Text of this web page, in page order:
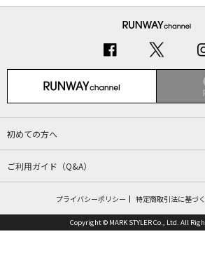
初めての方へ
ご利用ガイド（Q&A）
プライバシーポリシー 特定商取引法に基づ
Copyright © MARK STYLER Co., Ltd. All